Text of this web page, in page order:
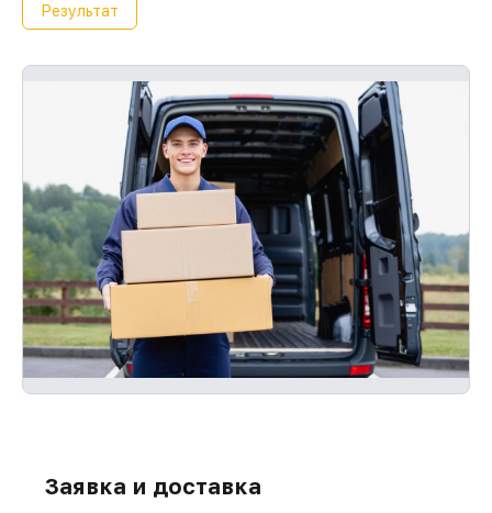
Результат
Заявка и доставка